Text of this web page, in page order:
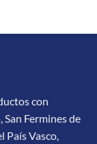
con
Fermines de
País Vasco,